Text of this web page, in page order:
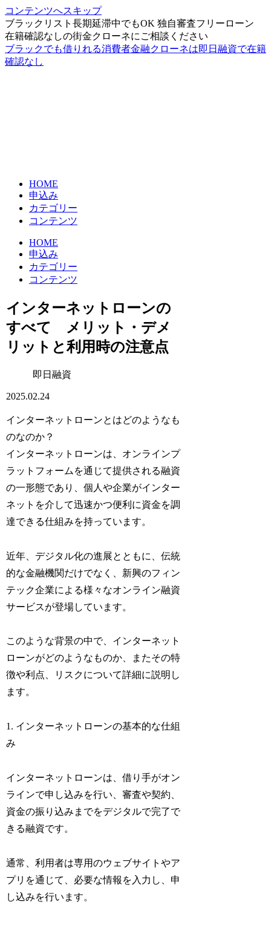
コンテンツへスキップ
ブラックリスト長期延滞中でもOK 独自審査フリーローン
在籍確認なしの街金クローネにご相談ください
ブラックでも借りれる消費者金融クローネは即日融資で在籍
確認なし
HOME
申込み
カテゴリー
コンテンツ
HOME
申込み
カテゴリー
コンテンツ
インターネットローンの
すべて メリット・デメ
リットと利用時の注意点
即日融資
2025.02.24
インターネットローンとはどのようなも
のなのか？
インターネットローンは、オンラインプ
ラットフォームを通じて提供される融資
の一形態であり、個人や企業がインター
ネットを介して迅速かつ便利に資金を調
達できる仕組みを持っています。
近年、デジタル化の進展とともに、伝統
的な金融機関だけでなく、新興のフィン
テック企業による様々なオンライン融資
サービスが登場しています。
このような背景の中で、インターネット
ローンがどのようなものか、またその特
徴や利点、リスクについて詳細に説明し
ます。
1. インターネットローンの基本的な仕組
み
インターネットローンは、借り手がオン
ラインで申し込みを行い、審査や契約、
資金の振り込みまでをデジタルで完了で
きる融資です。
通常、利用者は専用のウェブサイトやア
プリを通じて、必要な情報を入力し、申
し込みを行います。